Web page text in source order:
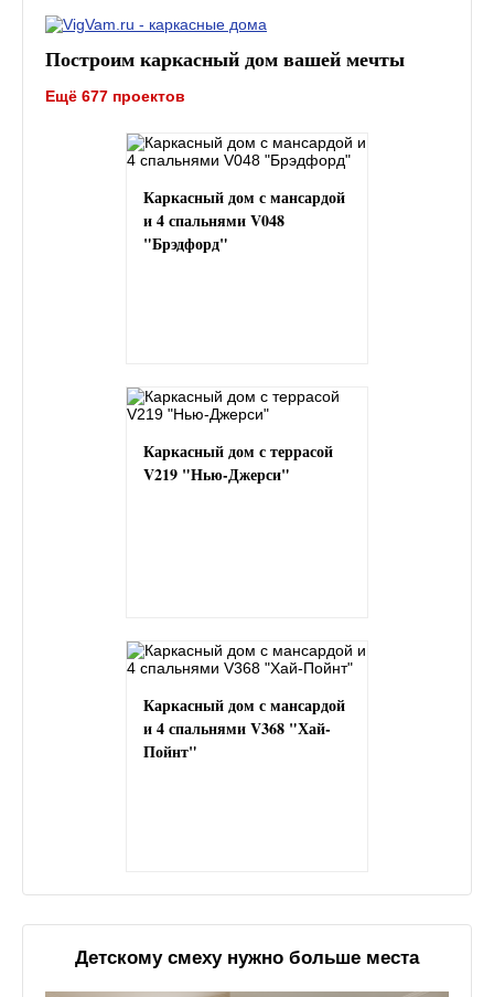
Построим каркасный дом вашей мечты
Ещё 677 проектов
Каркасный дом с мансардой
и 4 спальнями V048
"Брэдфорд"
Каркасный дом с террасой
V219 "Нью-Джерси"
Каркасный дом с мансардой
и 4 спальнями V368 "Хай-
Пойнт"
Детскому смеху нужно больше места